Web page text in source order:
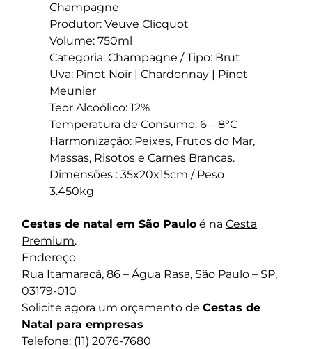
Champagne
Produtor: Veuve Clicquot
Volume: 750ml
Categoria: Champagne / Tipo: Brut
Uva: Pinot Noir | Chardonnay | Pinot
Meunier
Teor Alcoólico: 12%
Temperatura de Consumo: 6 – 8°C
Harmonização: Peixes, Frutos do Mar,
Massas, Risotos e Carnes Brancas.
Dimensões : 35x20x15cm / Peso
3.450kg
Cestas de natal em São Paulo é na Cesta
Premium.
Endereço
Rua Itamaracá, 86 – Água Rasa, São Paulo – SP,
03179-010
Solicite agora um orçamento de Cestas de
Natal para empresas
Telefone: (11) 2076-7680